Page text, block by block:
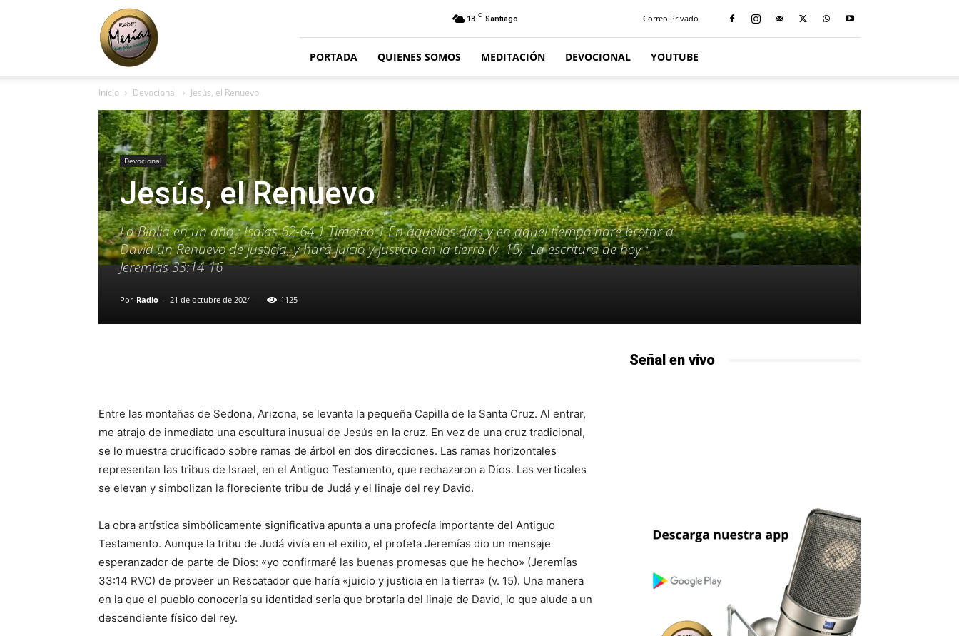
Radio
Mesías
13 C Santiago Correo Privado
PORTADA QUIENES SOMOS MEDITACIÓN DEVOCIONAL YOUTUBE
Inicio Devocional Jesús, el Renuevo
Devocional
Jesús, el Renuevo
La Biblia en un año : Isaías 62-64 1 Timoteo 1 En aquellos días y en aquel tiempo haré brotar a
David un Renuevo de justicia, y hará juicio y justicia en la tierra (v. 15). La escritura de hoy :
Jeremías 33:14-16
Por Radio - 21 de octubre de 2024 1125
Entre las montañas de Sedona, Arizona, se levanta la pequeña Capilla de la Santa Cruz. Al entrar,
me atrajo de inmediato una escultura inusual de Jesús en la cruz. En vez de una cruz tradicional,
se lo muestra crucificado sobre ramas de árbol en dos direcciones. Las ramas horizontales
representan las tribus de Israel, en el Antiguo Testamento, que rechazaron a Dios. Las verticales
se elevan y simbolizan la floreciente tribu de Judá y el linaje del rey David.
La obra artística simbólicamente significativa apunta a una profecía importante del Antiguo
Testamento. Aunque la tribu de Judá vivía en el exilio, el profeta Jeremías dio un mensaje
esperanzador de parte de Dios: «yo confirmaré las buenas promesas que he hecho» (Jeremías
33:14 RVC) de proveer un Rescatador que haría «juicio y justicia en la tierra» (v. 15). Una manera
en la que el pueblo conocería su identidad sería que brotaría del linaje de David, lo que alude a un
descendiente físico del rey.
Señal en vivo